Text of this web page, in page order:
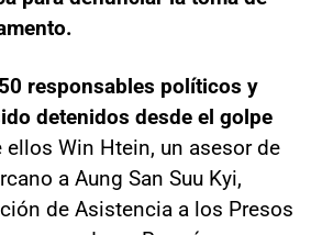
responsables políticos y
detenidos desde el golpe
ellos Win Htein, un asesor de
a Aung San Suu Kyi,
de Asistencia a los Presos